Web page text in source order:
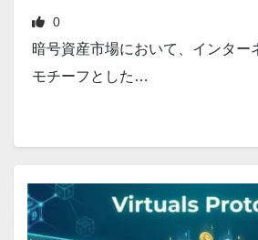
0
暗号資産市場において、インター
モチーフとした…